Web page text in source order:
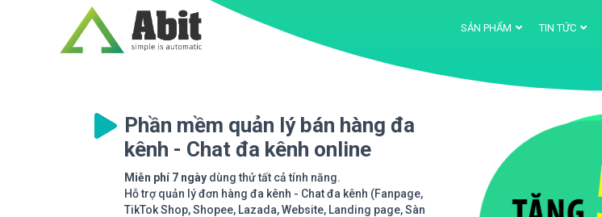
SẢN PHẨM TIN TỨC
Phần mềm quản lý bán hàng đa
kênh - Chat đa kênh online
Miễn phí 7 ngày dùng thử tất cả tính năng.
Hỗ trợ quản lý đơn hàng đa kênh - Chat đa kênh (Fanpage,
TikTok Shop, Shopee, Lazada, Website, Landing page, Sàn